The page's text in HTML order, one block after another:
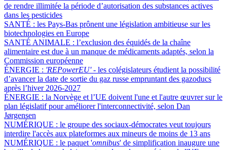
de rendre illimitée la période d’autorisation des substances actives
dans les pesticides
SANTÉ : les Pays-Bas prônent une législation ambitieuse sur les
biotechnologies en Europe
SANTÉ ANIMALE : l’exclusion des équidés de la chaîne
alimentaire est due à un manque de médicaments adaptés, selon la
Commission européenne
ÉNERGIE : 'REPowerEU' - les colégislateurs étudient la possibilité
d’avancer la date de sortie du gaz russe empruntant des gazoducs
après l’hiver 2026-2027
ÉNERGIE : la Norvège et l’UE doivent l'une et l'autre œuvrer sur le
plan législatif pour améliorer l'interconnectivité, selon Dan
Jørgensen
NUMÉRIQUE : le groupe des sociaux-démocrates veut toujours
interdire l'accès aux plateformes aux mineurs de moins de 13 ans
NUMÉRIQUE : le paquet 'omnibus' de simplification inaugure une